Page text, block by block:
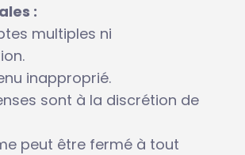
:
multiples ni
inapproprié.
sont à la discrétion de
peut être fermé à tout